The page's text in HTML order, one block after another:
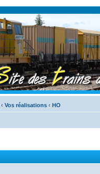
‹ Vos réalisations ‹ HO